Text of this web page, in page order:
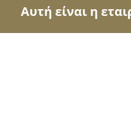
Αυτή είναι η